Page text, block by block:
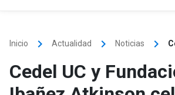
Inicio keyboard_arrow_right Actualidad keyboard_arrow_right Noticias keyboard_arrow_right
Cedel UC y